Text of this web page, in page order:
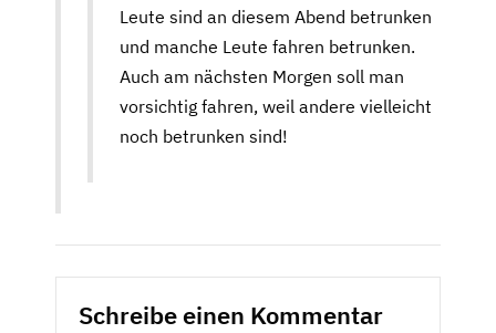
Leute sind an diesem Abend betrunken
und manche Leute fahren betrunken.
Auch am nächsten Morgen soll man
vorsichtig fahren, weil andere vielleicht
noch betrunken sind!
Schreibe einen Kommentar